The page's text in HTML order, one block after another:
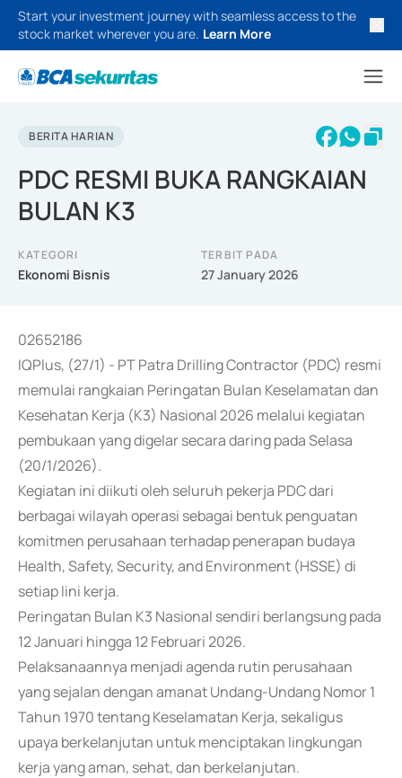
Start your investment journey with seamless access to the
stock market wherever you are. Learn More
BERITA HARIAN
PDC RESMI BUKA RANGKAIAN
BULAN K3
KATEGORI
Ekonomi Bisnis
TERBIT PADA
27 January 2026
02652186
IQPlus, (27/1) - PT Patra Drilling Contractor (PDC) resmi
memulai rangkaian Peringatan Bulan Keselamatan dan
Kesehatan Kerja (K3) Nasional 2026 melalui kegiatan
pembukaan yang digelar secara daring pada Selasa
(20/1/2026).
Kegiatan ini diikuti oleh seluruh pekerja PDC dari
berbagai wilayah operasi sebagai bentuk penguatan
komitmen perusahaan terhadap penerapan budaya
Health, Safety, Security, and Environment (HSSE) di
setiap lini kerja.
Peringatan Bulan K3 Nasional sendiri berlangsung pada
12 Januari hingga 12 Februari 2026.
Pelaksanaannya menjadi agenda rutin perusahaan
yang sejalan dengan amanat Undang-Undang Nomor 1
Tahun 1970 tentang Keselamatan Kerja, sekaligus
upaya berkelanjutan untuk menciptakan lingkungan
kerja yang aman, sehat, dan berkelanjutan.